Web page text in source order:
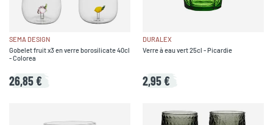
SEMA DESIGN
Gobelet fruit x3 en verre borosilicate 40cl
- Colorea
26,85 €
DURALEX
Verre à eau vert 25cl - Picardie
2,95 €